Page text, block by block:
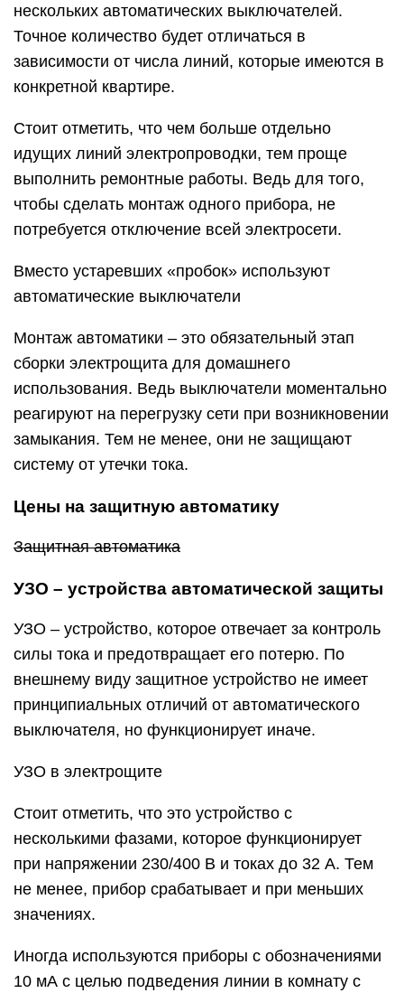
нескольких автоматических выключателей.
Точное количество будет отличаться в
зависимости от числа линий, которые имеются в
конкретной квартире.
Стоит отметить, что чем больше отдельно
идущих линий электропроводки, тем проще
выполнить ремонтные работы. Ведь для того,
чтобы сделать монтаж одного прибора, не
потребуется отключение всей электросети.
Вместо устаревших «пробок» используют
автоматические выключатели
Монтаж автоматики – это обязательный этап
сборки электрощита для домашнего
использования. Ведь выключатели моментально
реагируют на перегрузку сети при возникновении
замыкания. Тем не менее, они не защищают
систему от утечки тока.
Цены на защитную автоматику
Защитная автоматика
УЗО – устройства автоматической защиты
УЗО – устройство, которое отвечает за контроль
силы тока и предотвращает его потерю. По
внешнему виду защитное устройство не имеет
принципиальных отличий от автоматического
выключателя, но функционирует иначе.
УЗО в электрощите
Стоит отметить, что это устройство с
несколькими фазами, которое функционирует
при напряжении 230/400 В и токах до 32 А. Тем
не менее, прибор срабатывает и при меньших
значениях.
Иногда используются приборы с обозначениями
10 мА с целью подведения линии в комнату с